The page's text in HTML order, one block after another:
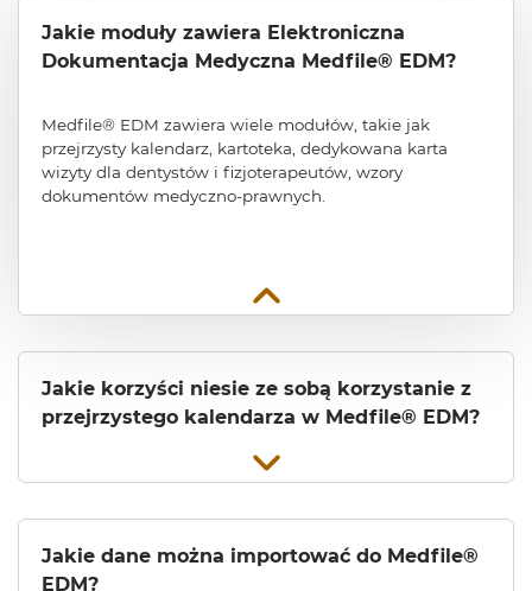
Jakie moduły zawiera Elektroniczna
Dokumentacja Medyczna Medfile® EDM?
Medfile® EDM zawiera wiele modułów, takie jak
przejrzysty kalendarz, kartoteka, dedykowana karta
wizyty dla dentystów i fizjoterapeutów, wzory
dokumentów medyczno-prawnych.
Jakie korzyści niesie ze sobą korzystanie z
przejrzystego kalendarza w Medfile® EDM?
Jakie dane można importować do Medfile®
EDM?